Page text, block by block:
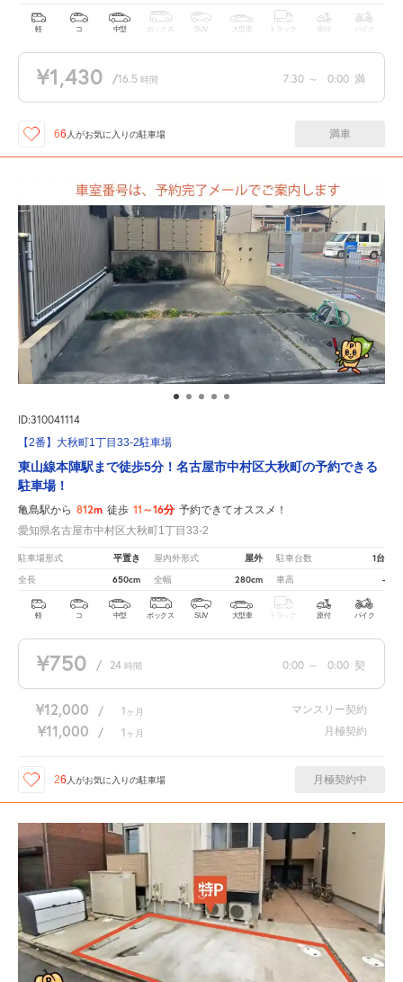
軽 コ 中型 ボックス SUV 大型車 トラック 原付 バイク
¥1,430 /16.5 時間 7:30 ～ 0:00 満
66 人がお気に入りの駐車場 満車
ID:310041114
【2番】大秋町1丁目33-2駐車場
東山線本陣駅まで徒歩5分！名古屋市中村区大秋町の予約できる
駐車場！
亀島駅から 812m 徒歩 11～16分 予約できてオススメ！
愛知県名古屋市中村区大秋町1丁目33-2
駐車場形式 平置き 屋内外形式 屋外 駐車台数 1台
全長 650cm 全幅 280cm 車高 -
軽 コ 中型 ボックス SUV 大型車 トラック 原付 バイク
¥750 / 24 時間 0:00 ～ 0:00 契
¥12,000 / 1 ヶ月 マンスリー契約
¥11,000 / 1 ヶ月 月極契約
26 人がお気に入りの駐車場 月極契約中